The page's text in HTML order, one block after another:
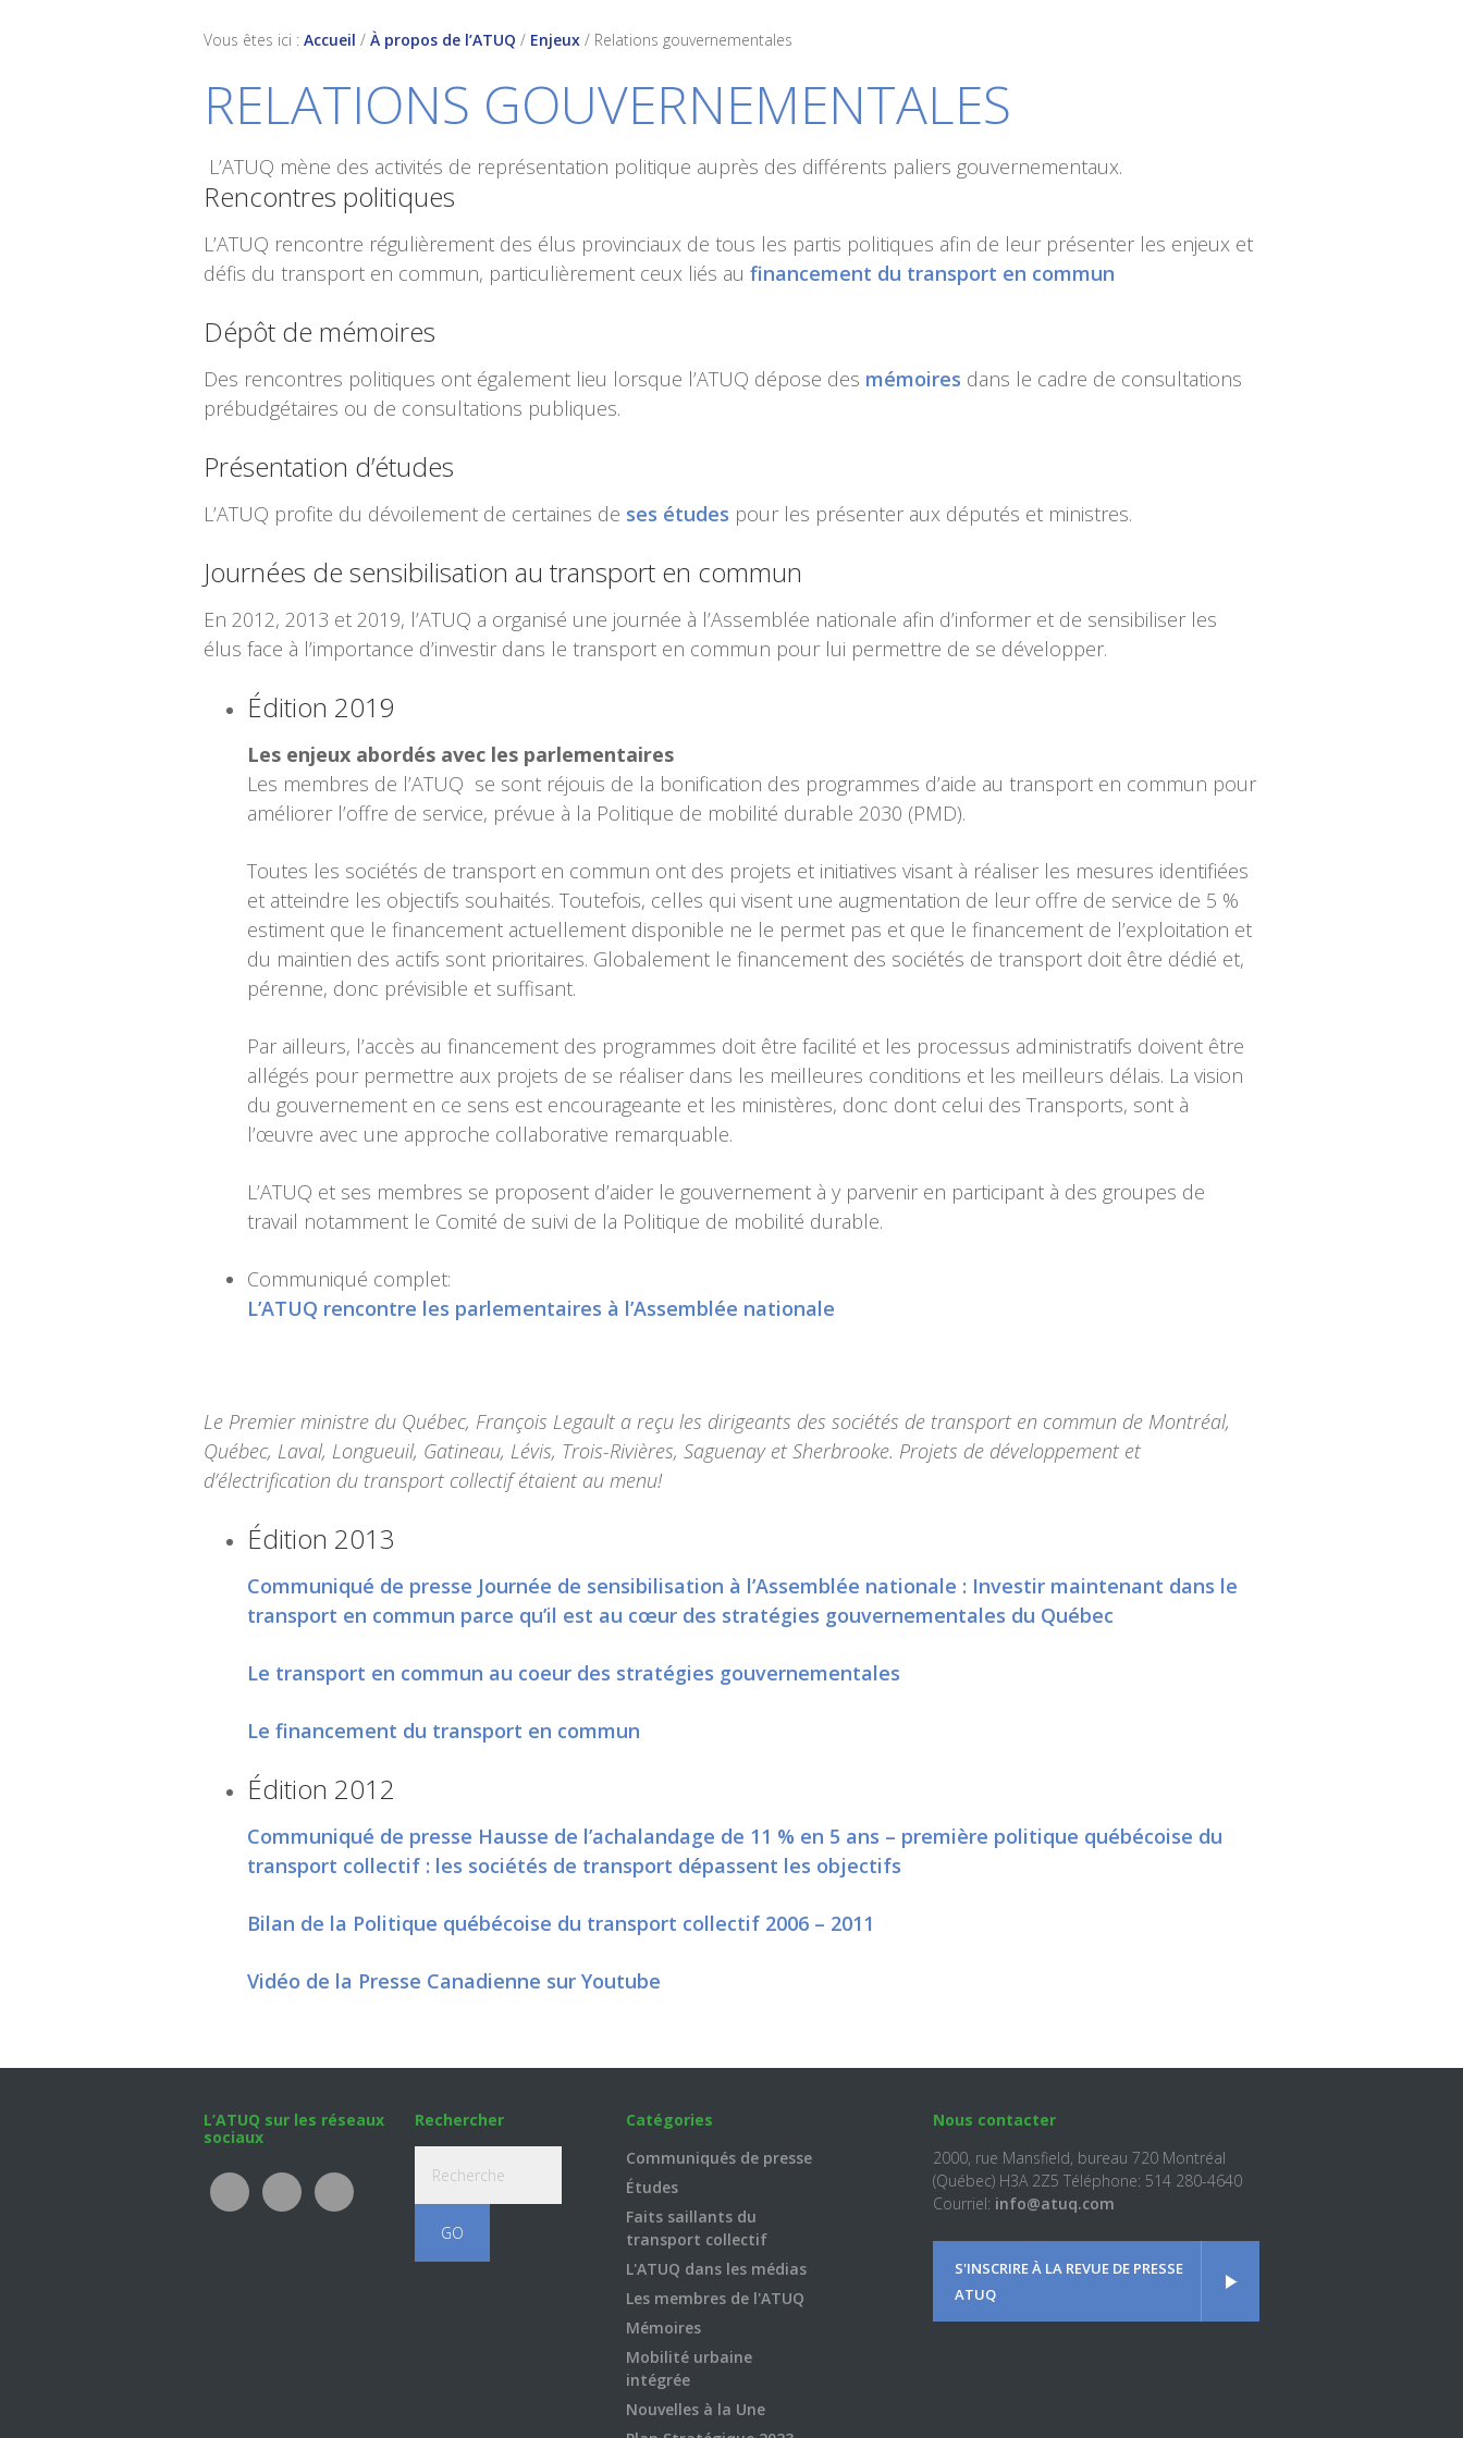
Vous êtes ici : Accueil / À propos de l’ATUQ / Enjeux / Relations gouvernementales
RELATIONS GOUVERNEMENTALES
L’ATUQ mène des activités de représentation politique auprès des différents paliers gouvernementaux.
Rencontres politiques
L’ATUQ rencontre régulièrement des élus provinciaux de tous les partis politiques afin de leur présenter les enjeux et
défis du transport en commun, particulièrement ceux liés au financement du transport en commun
Dépôt de mémoires
Des rencontres politiques ont également lieu lorsque l’ATUQ dépose des mémoires dans le cadre de consultations
prébudgétaires ou de consultations publiques.
Présentation d’études
L’ATUQ profite du dévoilement de certaines de ses études pour les présenter aux députés et ministres.
Journées de sensibilisation au transport en commun
En 2012, 2013 et 2019, l’ATUQ a organisé une journée à l’Assemblée nationale afin d’informer et de sensibiliser les
élus face à l’importance d’investir dans le transport en commun pour lui permettre de se développer.
Édition 2019
Les enjeux abordés avec les parlementaires
Les membres de l’ATUQ se sont réjouis de la bonification des programmes d’aide au transport en commun pour
améliorer l’offre de service, prévue à la Politique de mobilité durable 2030 (PMD).
Toutes les sociétés de transport en commun ont des projets et initiatives visant à réaliser les mesures identifiées
et atteindre les objectifs souhaités. Toutefois, celles qui visent une augmentation de leur offre de service de 5 %
estiment que le financement actuellement disponible ne le permet pas et que le financement de l’exploitation et
du maintien des actifs sont prioritaires. Globalement le financement des sociétés de transport doit être dédié et,
pérenne, donc prévisible et suffisant.
Par ailleurs, l’accès au financement des programmes doit être facilité et les processus administratifs doivent être
allégés pour permettre aux projets de se réaliser dans les meilleures conditions et les meilleurs délais. La vision
du gouvernement en ce sens est encourageante et les ministères, donc dont celui des Transports, sont à
l’œuvre avec une approche collaborative remarquable.
L’ATUQ et ses membres se proposent d’aider le gouvernement à y parvenir en participant à des groupes de
travail notamment le Comité de suivi de la Politique de mobilité durable.
Communiqué complet:
L’ATUQ rencontre les parlementaires à l’Assemblée nationale
Le Premier ministre du Québec, François Legault a reçu les dirigeants des sociétés de transport en commun de Montréal,
Québec, Laval, Longueuil, Gatineau, Lévis, Trois-Rivières, Saguenay et Sherbrooke. Projets de développement et
d’électrification du transport collectif étaient au menu!
Édition 2013
Communiqué de presse Journée de sensibilisation à l’Assemblée nationale : Investir maintenant dans le
transport en commun parce qu’il est au cœur des stratégies gouvernementales du Québec
Le transport en commun au coeur des stratégies gouvernementales
Le financement du transport en commun
Édition 2012
Communiqué de presse Hausse de l’achalandage de 11 % en 5 ans – première politique québécoise du
transport collectif : les sociétés de transport dépassent les objectifs
Bilan de la Politique québécoise du transport collectif 2006 – 2011
Vidéo de la Presse Canadienne sur Youtube
L’ATUQ sur les réseaux
sociaux
Rechercher
Catégories
Communiqués de presse
Études
Faits saillants du
transport collectif
L'ATUQ dans les médias
Les membres de l'ATUQ
Mémoires
Mobilité urbaine
intégrée
Nouvelles à la Une
Nous contacter
2000, rue Mansfield, bureau 720 Montréal
(Québec) H3A 2Z5 Téléphone: 514 280-4640
Courriel: info@atuq.com
S'INSCRIRE À LA REVUE DE PRESSE
ATUQ